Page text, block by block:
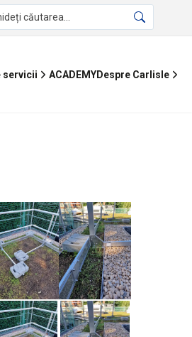
căutarea...
servicii ACADEMYDespre Carlisle